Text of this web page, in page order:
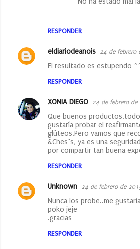
RESPONDER
eldiariodeanois 24 de febrero
El resultado es estupendo
RESPONDER
XONIA DIEGO 24 de febrero
Que buenos
gustaría probar el
glúteos.Pero vamos que
&Ches`s, ya es una
por compartir tan buena
RESPONDER
Unknown 24 de febrero de
Nunca los probe..me
poko jeje
.gracias
RESPONDER